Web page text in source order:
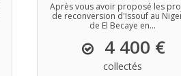
Après vous avoir proposé les
de reconversion d'Issouf au
de El Becaye en...
4 400 €
collectés